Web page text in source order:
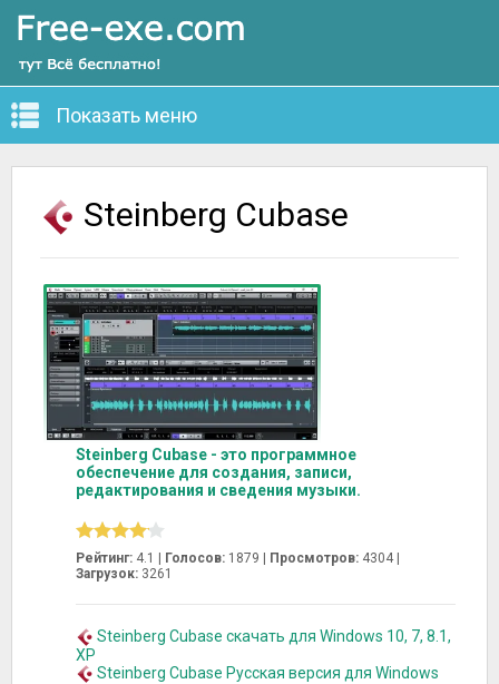
Показать меню
Steinberg Cubase
Steinberg Cubase - это программное
обеспечение для создания, записи,
редактирования и сведения музыки.
Рейтинг: 4.1 | Голосов: 1879 | Просмотров: 4304 |
Загрузок: 3261
Steinberg Cubase скачать для Windows 10, 7, 8.1,
XP
Steinberg Cubase Русская версия для Windows